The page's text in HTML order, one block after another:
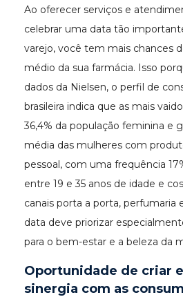
Ao oferecer serviços e
celebrar uma data tão
varejo, você tem mais chances
médio da sua farmácia. Isso
dados da Nielsen, o perfil de
brasileira indica que as mais
36,4% da população feminina e
média das mulheres com
pessoal, com uma frequência
entre 19 e 35 anos de idade e
canais porta a porta, perfumaria
data deve priorizar
para o bem-estar e a beleza da
Oportunidade de criar
sinergia com as